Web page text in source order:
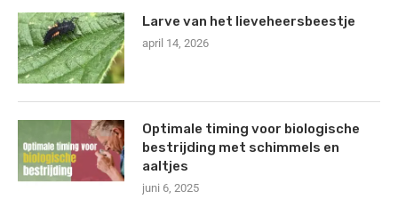
Larve van het lieveheersbeestje
april 14, 2026
Optimale timing voor biologische
bestrijding met schimmels en
aaltjes
juni 6, 2025